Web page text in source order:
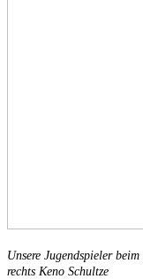
Unsere Jugendspieler
rechts Keno Schultze